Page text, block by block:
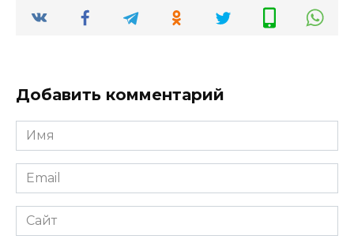
Добавить комментарий
Имя
*
Email
*
Сайт